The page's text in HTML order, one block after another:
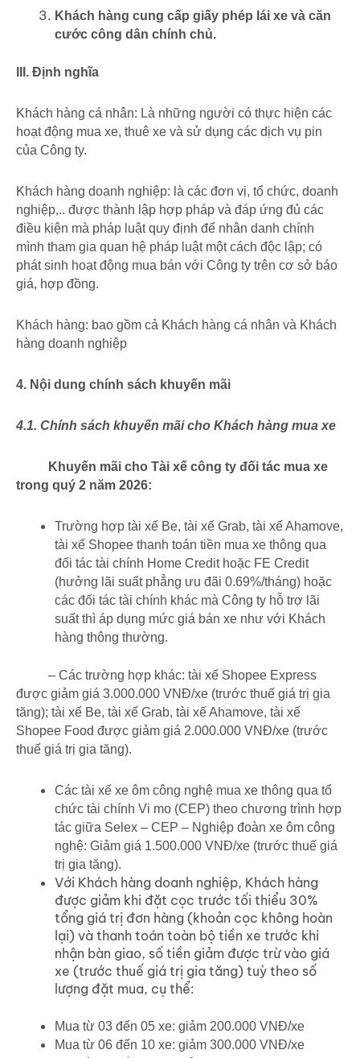
Khách hàng cung cấp giấy phép lái xe và căn
cước công dân chính chủ.
III. Định nghĩa
Khách hàng cá nhân: Là những người có thực hiện các
hoạt động mua xe, thuê xe và sử dụng các dịch vụ pin
của Công ty.
Khách hàng doanh nghiệp: là các đơn vị, tổ chức, doanh
nghiệp,.. được thành lập hợp pháp và đáp ứng đủ các
điều kiện mà pháp luật quy định để nhân danh chính
mình tham gia quan hệ pháp luật một cách độc lập; có
phát sinh hoạt động mua bán với Công ty trên cơ sở báo
giá, hợp đồng.
Khách hàng: bao gồm cả Khách hàng cá nhân và Khách
hàng doanh nghiệp
4. Nội dung chính sách khuyến mãi
4.1. Chính sách khuyến mãi cho Khách hàng mua xe
Khuyến mãi cho Tài xế công ty đối tác mua xe
trong quý 2 năm 2026:
Trường hợp tài xế Be, tài xế Grab, tài xế Ahamove,
tài xế Shopee thanh toán tiền mua xe thông qua
đối tác tài chính Home Credit hoặc FE Credit
(hưởng lãi suất phẳng ưu đãi 0.69%/tháng) hoặc
các đối tác tài chính khác mà Công ty hỗ trợ lãi
suất thì áp dụng mức giá bán xe như với Khách
hàng thông thường.
– Các trường hợp khác: tài xế Shopee Express
được giảm giá 3.000.000 VNĐ/xe (trước thuế giá trị gia
tăng); tài xế Be, tài xế Grab, tài xế Ahamove, tài xế
Shopee Food được giảm giá 2.000.000 VNĐ/xe (trước
thuế giá trị gia tăng).
Các tài xế xe ôm công nghệ mua xe thông qua tổ
chức tài chính Vi mo (CEP) theo chương trình hợp
tác giữa Selex – CEP – Nghiệp đoàn xe ôm công
nghệ: Giảm giá 1.500.000 VNĐ/xe (trước thuế giá
trị gia tăng).
Với Khách hàng doanh nghiệp, Khách hàng
được giảm khi đặt cọc trước tối thiểu 30%
tổng giá trị đơn hàng (khoản cọc không hoàn
lại) và thanh toán toàn bộ tiền xe trước khi
nhận bàn giao, số tiền giảm được trừ vào giá
xe (trước thuế giá trị gia tăng) tuỳ theo số
lượng đặt mua, cụ thể:
Mua từ 03 đến 05 xe: giảm 200.000 VNĐ/xe
Mua từ 06 đến 10 xe: giảm 300.000 VNĐ/xe